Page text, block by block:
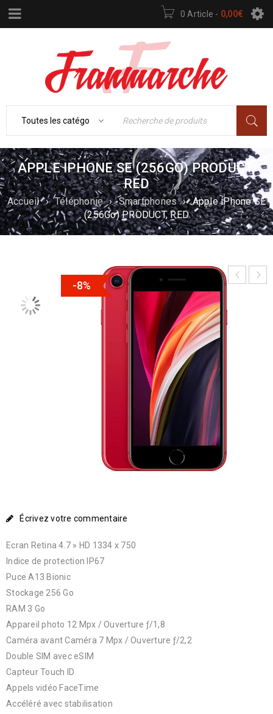
0 Article - 0,00€
APPLE IPHONE SE (256GO) PRODUCT,
RED
Accueil › Téléphonie › Smartphones › Apple iPhone SE
(256Go) PRODUCT, RED
-8%
Écrivez votre commentaire
Ecran Retina 4.7 » HD 1334 x 750
Indice de protection IP67
Puce A13 Bionic
Stockage 256 Go
RAM 3 Go
Appareil photo 12 Mpx / Ouverture ƒ/1,8
Caméra avant Caméra 7 Mpx / Ouverture ƒ/2,2
Double SIM avec eSIM
Capteur Touch ID
Appels vidéo FaceTime
Accéléré avec stabilisation